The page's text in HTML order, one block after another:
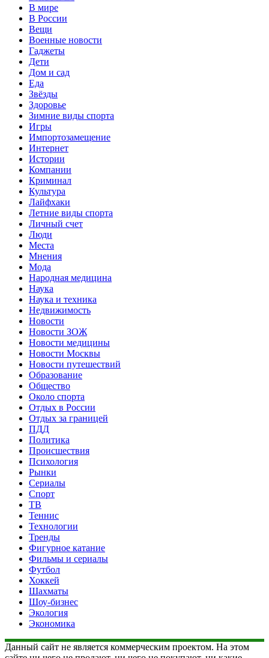
В мире
В России
Вещи
Военные новости
Гаджеты
Дети
Дом и сад
Еда
Звёзды
Здоровье
Зимние виды спорта
Игры
Импортозамещение
Интернет
Истории
Компании
Криминал
Культура
Лайфхаки
Летние виды спорта
Личный счет
Люди
Места
Мнения
Мода
Народная медицина
Наука
Наука и техника
Недвижимость
Новости
Новости ЗОЖ
Новости медицины
Новости Москвы
Новости путешествий
Образование
Общество
Около спорта
Отдых в России
Отдых за границей
ПДД
Политика
Происшествия
Психология
Рынки
Сериалы
Спорт
ТВ
Теннис
Технологии
Тренды
Фигурное катание
Фильмы и сериалы
Футбол
Хоккей
Шахматы
Шоу-бизнес
Экология
Экономика
Данный сайт не является коммерческим проектом. На этом